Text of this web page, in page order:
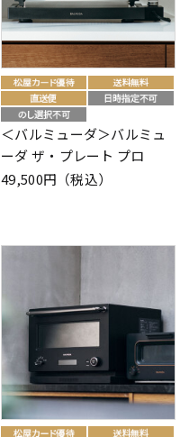
＜バルミューダ＞バルミュ
ーダ ザ・プレート プロ
49,500円（税込）